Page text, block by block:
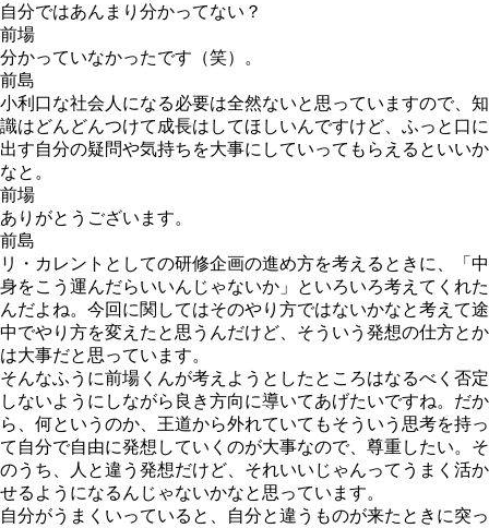
自分ではあんまり分かってない？
前場
分かっていなかったです（笑）。
前島
小利口な社会人になる必要は全然ないと思っていますので、知
識はどんどんつけて成長はしてほしいんですけど、ふっと口に
出す自分の疑問や気持ちを大事にしていってもらえるといいか
なと。
前場
ありがとうございます。
前島
リ・カレントとしての研修企画の進め方を考えるときに、「中
身をこう運んだらいいんじゃないか」といろいろ考えてくれた
んだよね。今回に関してはそのやり方ではないかなと考えて途
中でやり方を変えたと思うんだけど、そういう発想の仕方とか
は大事だと思っています。
そんなふうに前場くんが考えようとしたところはなるべく否定
しないようにしながら良き方向に導いてあげたいですね。だか
ら、何というのか、王道から外れていてもそういう思考を持っ
て自分で自由に発想していくのが大事なので、尊重したい。そ
のうち、人と違う発想だけど、それいいじゃんってうまく活か
せるようになるんじゃないかなと思っています。
自分がうまくいっていると、自分と違うものが来たときに突っ